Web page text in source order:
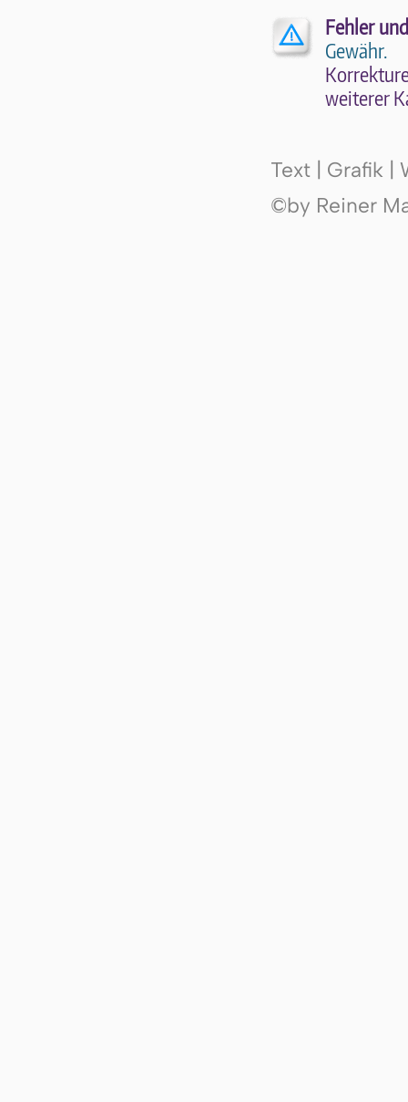
Fehler
Gewähr.
wei­te­rer
Text | Grafik |
©by Reiner